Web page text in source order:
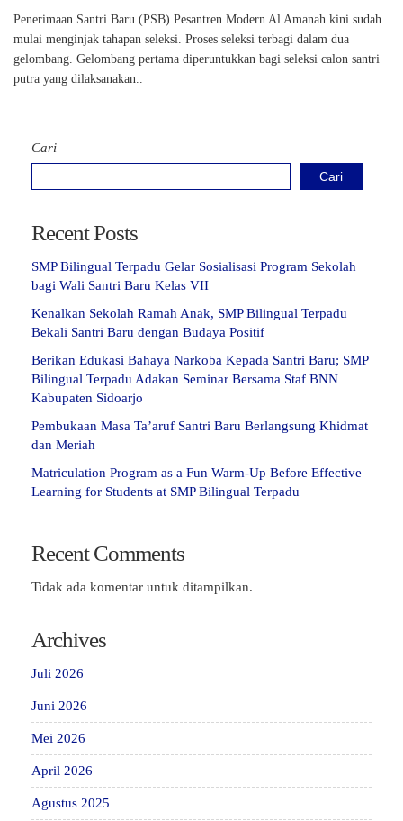
Penerimaan Santri Baru (PSB) Pesantren Modern Al Amanah kini sudah
mulai menginjak tahapan seleksi. Proses seleksi terbagi dalam dua
gelombang. Gelombang pertama diperuntukkan bagi seleksi calon santri
putra yang dilaksanakan..
Cari
Cari
Recent Posts
SMP Bilingual Terpadu Gelar Sosialisasi Program Sekolah
bagi Wali Santri Baru Kelas VII
Kenalkan Sekolah Ramah Anak, SMP Bilingual Terpadu
Bekali Santri Baru dengan Budaya Positif
Berikan Edukasi Bahaya Narkoba Kepada Santri Baru; SMP
Bilingual Terpadu Adakan Seminar Bersama Staf BNN
Kabupaten Sidoarjo
Pembukaan Masa Ta’aruf Santri Baru Berlangsung Khidmat
dan Meriah
Matriculation Program as a Fun Warm-Up Before Effective
Learning for Students at SMP Bilingual Terpadu
Recent Comments
Tidak ada komentar untuk ditampilkan.
Archives
Juli 2026
Juni 2026
Mei 2026
April 2026
Agustus 2025